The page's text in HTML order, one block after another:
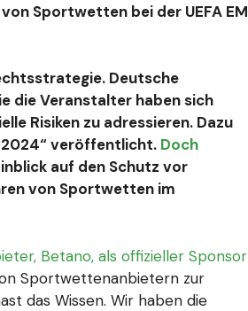
Sportwetten bei der UEFA EM
Deutsche
die Veranstalter haben sich
Risiken zu adressieren. Dazu
2024“ veröffentlicht. Doch
auf den Schutz vor
von Sportwetten im
Betano, als offizieller Sponsor
Sportwettenanbietern zur
das Wissen. Wir haben die